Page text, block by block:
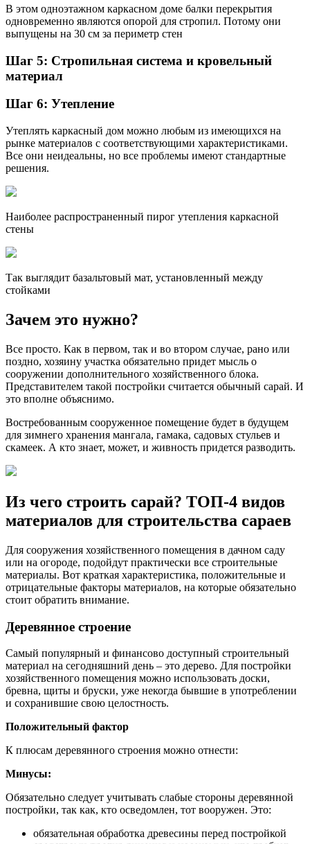
В этом одноэтажном каркасном доме балки перекрытия
одновременно являются опорой для стропил. Потому они
выпущены на 30 см за периметр стен
Шаг 5: Стропильная система и кровельный
материал
Шаг 6: Утепление
Утеплять каркасный дом можно любым из имеющихся на
рынке материалов с соответствующими характеристиками.
Все они неидеальны, но все проблемы имеют стандартные
решения.
Наиболее распространенный пирог утепления каркасной
стены
Так выглядит базальтовый мат, установленный между
стойками
Зачем это нужно?
Все просто. Как в первом, так и во втором случае, рано или
поздно, хозяину участка обязательно придет мысль о
сооружении дополнительного хозяйственного блока.
Представителем такой постройки считается обычный сарай. И
это вполне объяснимо.
Востребованным сооруженное помещение будет в будущем
для зимнего хранения мангала, гамака, садовых стульев и
скамеек. А кто знает, может, и живность придется разводить.
Из чего строить сарай? ТОП-4 видов
материалов для строительства сараев
Для сооружения хозяйственного помещения в дачном саду
или на огороде, подойдут практически все строительные
материалы. Вот краткая характеристика, положительные и
отрицательные факторы материалов, на которые обязательно
стоит обратить внимание.
Деревянное строение
Самый популярный и финансово доступный строительный
материал на сегодняшний день – это дерево. Для постройки
хозяйственного помещения можно использовать доски,
бревна, щиты и бруски, уже некогда бывшие в употреблении
и сохранившие свою целостность.
Положительный фактор
К плюсам деревянного строения можно отнести:
Минусы:
Обязательно следует учитывать слабые стороны деревянной
постройки, так как, кто осведомлен, тот вооружен. Это:
обязательная обработка древесины перед постройкой